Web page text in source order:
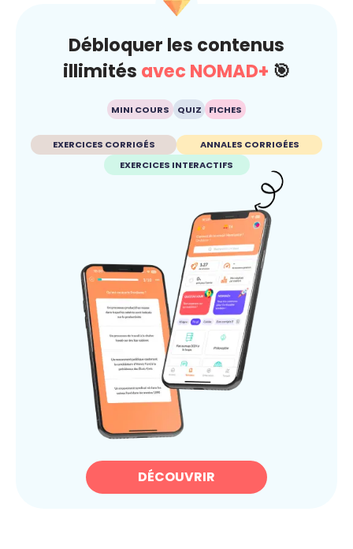
Débloquer les contenus
illimités avec NOMAD+ 🎯
MINI COURS QUIZ FICHES
EXERCICES CORRIGÉS
ANNALES CORRIGÉES
EXERCICES INTERACTIFS
DÉCOUVRIR